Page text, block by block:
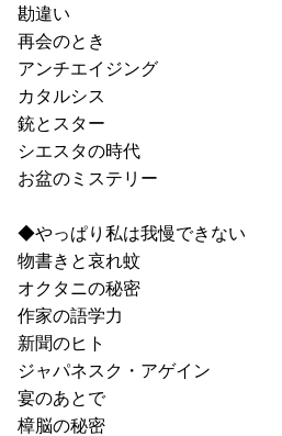
勘違い
再会のとき
アンチエイジング
カタルシス
銃とスター
シエスタの時代
お盆のミステリー
◆やっぱり私は我慢できない
物書きと哀れ蚊
オクタニの秘密
作家の語学力
新聞のヒト
ジャパネスク・アゲイン
宴のあとで
樟脳の秘密